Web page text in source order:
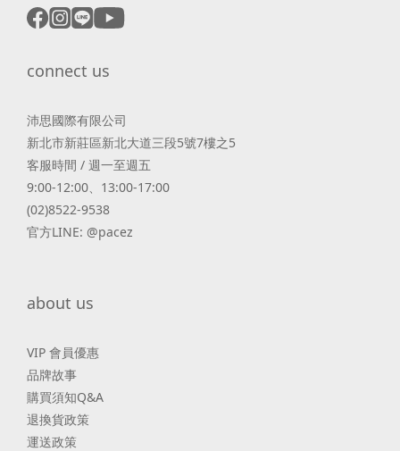
connect us
沛思國際有限公司
新北市新莊區新北大道三段5號7樓之5
客服時間 / 週一至週五
9:00-12:00、13:00-17:00
(02)8522-9538
官方LINE: @pacez
about us
VIP 會員優惠
品牌故事
購買須知Q&A
退換貨政策
運送政策